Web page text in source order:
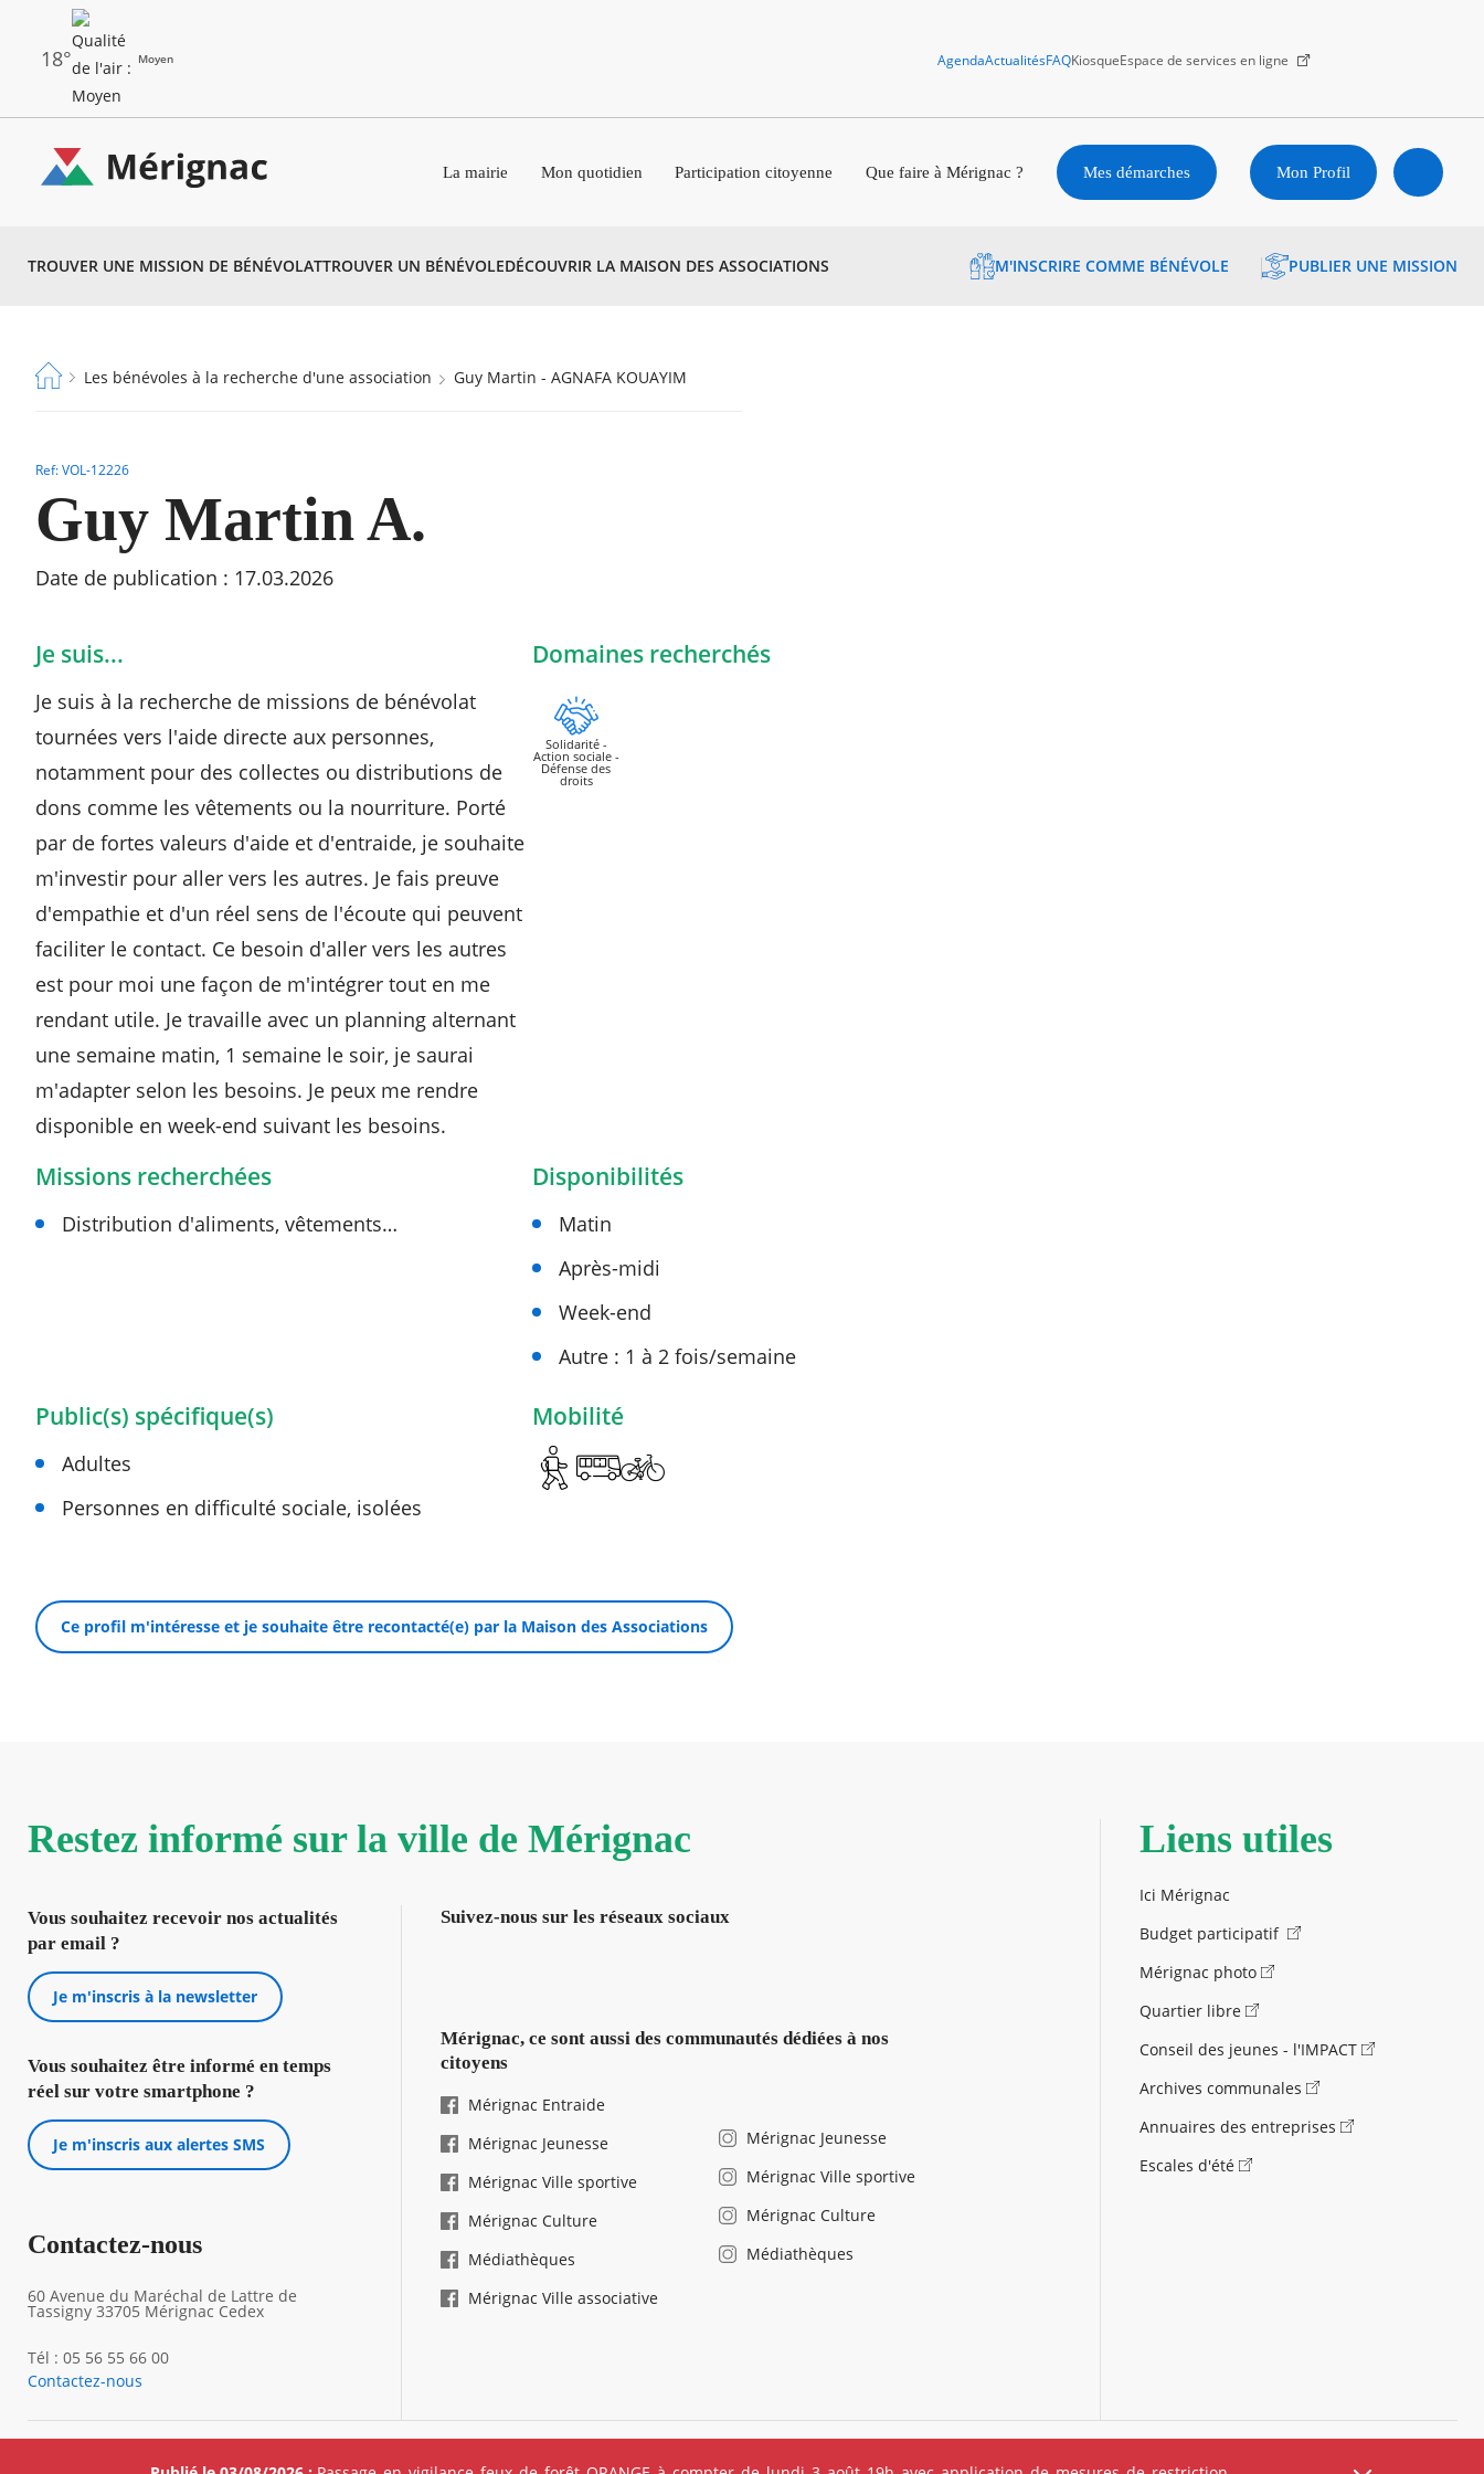
principal
18° Moyen
dernières
alertes
AgendaActualitésFAQKiosqueEspace de services en ligne
-
La mairie Mon quotidien Participation citoyenne Que faire à Mérignac ? Mes démarches Mon Profil
la
TROUVER UNE MISSION DE BÉNÉVOLATTROUVER UN BÉNÉVOLEDÉCOUVRIR LA MAISON DES ASSOCIATIONS M'INSCRIRE COMME BÉNÉVOLE PUBLIER UNE MISSION
Fil
Les bénévoles à la recherche d'une association Guy Martin - AGNAFA KOUAYIM
Ref: VOL-12226
Guy Martin A.
Date de publication : 17.03.2026
Je suis...
Je suis à la recherche de missions de bénévolat
tournées vers l'aide directe aux personnes,
notamment pour des collectes ou distributions de
dons comme les vêtements ou la nourriture. Porté
par de fortes valeurs d'aide et d'entraide, je souhaite
m'investir pour aller vers les autres. Je fais preuve
d'empathie et d'un réel sens de l'écoute qui peuvent
faciliter le contact. Ce besoin d'aller vers les autres
est pour moi une façon de m'intégrer tout en me
rendant utile. Je travaille avec un planning alternant
une semaine matin, 1 semaine le soir, je saurai
m'adapter selon les besoins. Je peux me rendre
disponible en week-end suivant les besoins.
Domaines recherchés
Solidarité -
Action sociale -
Défense des
droits
Missions recherchées
Distribution d'aliments, vêtements…
Disponibilités
Matin
Après-midi
Week-end
Autre : 1 à 2 fois/semaine
Public(s) spécifique(s)
Adultes
Personnes en difficulté sociale, isolées
Mobilité
Ce profil m'intéresse et je souhaite être recontacté(e) par la Maison des Associations
Restez informé sur la ville de Mérignac
Vous souhaitez recevoir nos actualités
par email ?
Je m'inscris à la newsletter
Vous souhaitez être informé en temps
réel sur votre smartphone ?
Je m'inscris aux alertes SMS
Contactez-nous
60 Avenue du Maréchal de Lattre de
Tassigny 33705 Mérignac Cedex
Tél : 05 56 55 66 00
Contactez-nous
Suivez-nous sur les réseaux sociaux
Mérignac, ce sont aussi des communautés dédiées à nos
citoyens
Mérignac Entraide
Mérignac Jeunesse
Mérignac Ville sportive
Mérignac Culture
Médiathèques
Mérignac Ville associative
Mérignac Jeunesse
Mérignac Ville sportive
Mérignac Culture
Médiathèques
Liens utiles
Ici Mérignac
Budget participatif
Mérignac photo
Quartier libre
Conseil des jeunes - l'IMPACT
Archives communales
Annuaires des entreprises
Escales d'été
Footer
Mentions légales Salle de presse Recrutement Foire aux questions (FAQ) Carte des équipements Carte des travaux